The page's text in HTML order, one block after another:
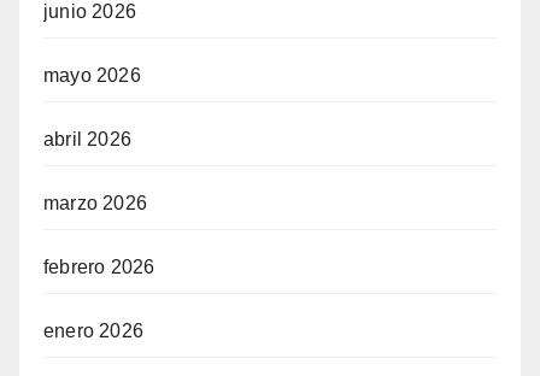
junio 2026
mayo 2026
abril 2026
marzo 2026
febrero 2026
enero 2026